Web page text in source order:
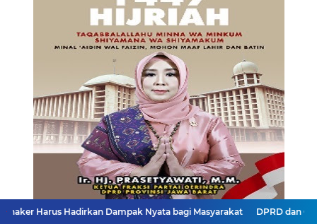
Dampak Nyata bagi Masyarakat DPRD dan Gubernur Jawa